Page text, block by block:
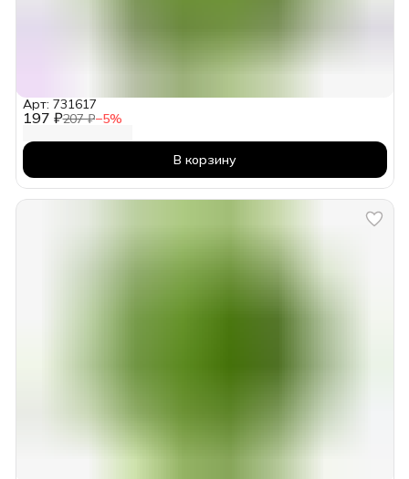
197 ₽207 ₽−5%
Арт: 731617
В корзину